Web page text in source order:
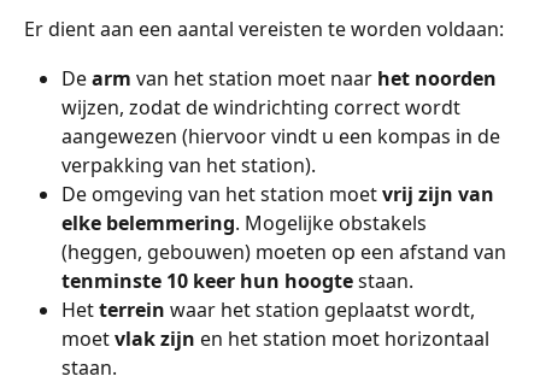
Er dient aan een aantal vereisten te worden voldaan:
De arm van het station moet naar het noorden
wijzen, zodat de windrichting correct wordt
aangewezen (hiervoor vindt u een kompas in de
verpakking van het station).
De omgeving van het station moet vrij zijn van
elke belemmering. Mogelijke obstakels
(heggen, gebouwen) moeten op een afstand van
tenminste 10 keer hun hoogte staan.
Het terrein waar het station geplaatst wordt,
moet vlak zijn en het station moet horizontaal
staan.